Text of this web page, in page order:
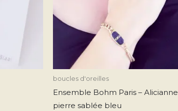
boucles d'oreilles
Ensemble Bohm Paris – Alicianne
pierre sablée bleu
choisies
sur